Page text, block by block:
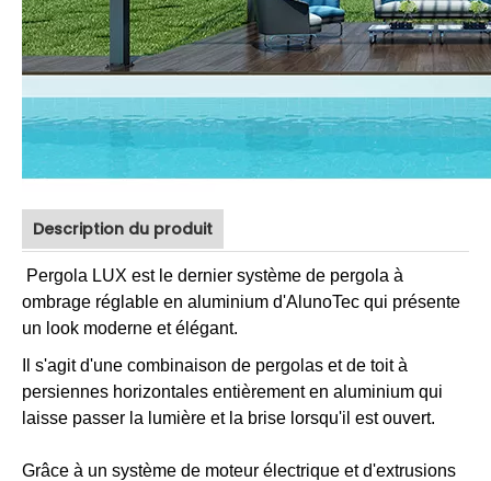
Description du produit
Pergola LUX est le dernier système de pergola à
ombrage réglable en aluminium d'AlunoTec qui présente
un look moderne et élégant.
Il s'agit d'une combinaison de pergolas et de toit à
persiennes horizontales entièrement en aluminium qui
laisse passer la lumière et la brise lorsqu'il est ouvert.
Grâce à un système de moteur électrique et d'extrusions